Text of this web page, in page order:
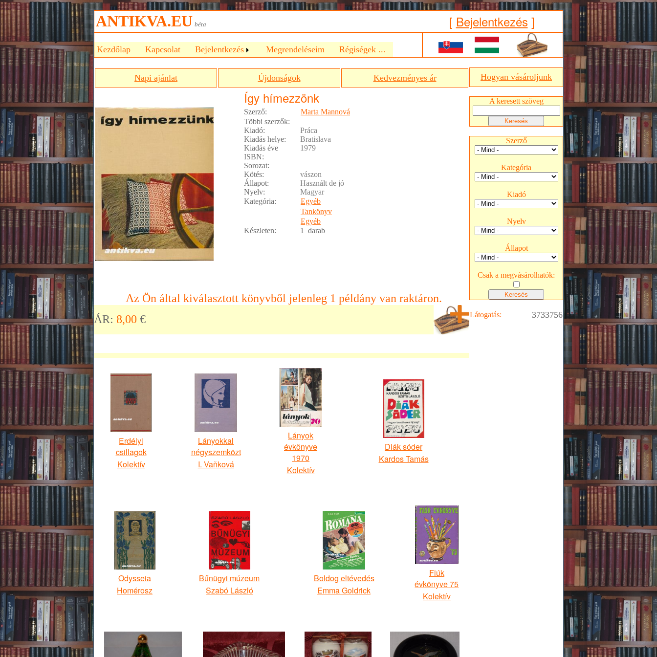
ANTIKVA.EU béta [ Bejelentkezés ]
Kezdőlap Kapcsolat Bejelentkezés Megrendeléseim Régiségek ...
Napi ajánlat Újdonságok Kedvezményes ár
Így hímezzönk
Szerző:
Marta Mannová
Többi szerzők:
Kiadó:
Práca
Kiadás helye:
Bratislava
Kiadás éve
1979
ISBN:
Sorozat:
Kötés:
vászon
Állapot:
Használt de jó
Nyelv:
Magyar
Kategória:
Egyéb
Tankönyv
Egyéb
Készleten:
1 darab
Az Ön által kiválasztott könyvből jelenleg 1 példány van raktáron.
ÁR: 8,00 €
Erdélyi
csillagok
Kolektív
Lányokkal
négyszemközt
I. Vaňková
Lányok
évkönyve
1970
Kolektív
Diák sóder
Kardos Tamás
Odysseia
Homérosz
Bűnügyi múzeum
Szabó László
Boldog eltévedés
Emma Goldrick
Fiúk
évkönyve 75
Kolektív
Hogyan vásároljunk
A keresett szöveg
Szerző
Kategória
Kiadó
Nyelv
Állapot
Csak a megvásárolhatók:
Látogatás: 3733756